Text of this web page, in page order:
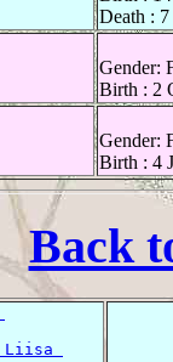
Death :
Gender:
Birth : 2
Gender:
Birth : 4
Back
Liisa